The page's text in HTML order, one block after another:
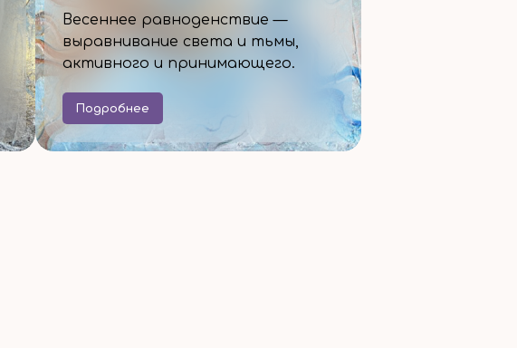
Весеннее равноденствие —
выравнивание света и тьмы,
активного и принимающего.
Подробнее